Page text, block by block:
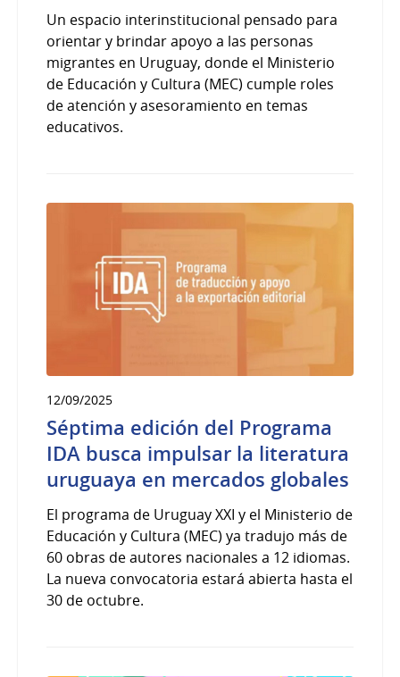
Un espacio interinstitucional pensado para
orientar y brindar apoyo a las personas
migrantes en Uruguay, donde el Ministerio
de Educación y Cultura (MEC) cumple roles
de atención y asesoramiento en temas
educativos.
12/09/2025
Séptima edición del Programa
IDA busca impulsar la literatura
uruguaya en mercados globales
El programa de Uruguay XXI y el Ministerio de
Educación y Cultura (MEC) ya tradujo más de
60 obras de autores nacionales a 12 idiomas.
La nueva convocatoria estará abierta hasta el
30 de octubre.